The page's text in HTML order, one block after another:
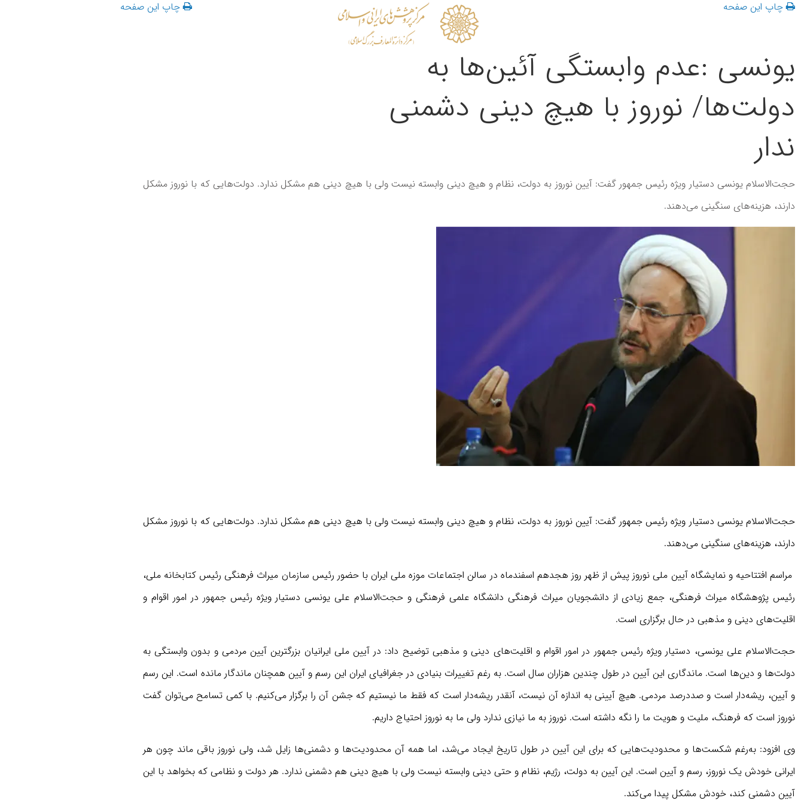
چاپ این صفحه چاپ این صفحه
یونسی :عدم وابستگی آئین‌ها به
دولت‌ها/ نوروز با هیچ دینی دشمنی
ندار
حجت‌الاسلام یونسی دستیار ویژه رئیس جمهور گفت: آیین نوروز به دولت، نظام و هیچ دینی وابسته نیست ولی با هیچ دینی هم مشکل ندارد. دولت‌هایی که با نوروز مشکل
دارند، هزینه‌های سنگینی می‌دهند.
حجت‌الاسلام یونسی دستیار ویژه رئیس جمهور گفت: آیین نوروز به دولت، نظام و هیچ دینی وابسته نیست ولی با هیچ دینی هم مشکل ندارد. دولت‌هایی که با نوروز مشکل
دارند، هزینه‌های سنگینی می‌دهند.
مراسم افتتاحیه و نمایشگاه آیین ملی نوروز پیش از ظهر روز هجدهم اسفندماه در سالن اجتماعات موزه ملی ایران با حضور رئیس سازمان میراث فرهنگی رئیس کتابخانه ملی،
رئیس پژوهشگاه میراث فرهنگی، جمع زیادی از دانشجویان میراث فرهنگی دانشگاه علمی فرهنگی و حجت‌الاسلام علی یونسی دستیار ویژه رئیس جمهور در امور اقوام و
اقلیت‌های دینی و مذهبی در حال برگزاری است.
حجت‌الاسلام علی یونسی، دستیار ویژه رئیس جمهور در امور اقوام و اقلیت‌های دینی و مذهبی توضیح داد: در آیین ملی ایرانیان بزرگترین آیین مردمی و بدون وابستگی به
دولت‌ها و دین‌ها است. ماندگاری این آیین در طول چندین هزاران سال است. به رغم تغییرات بنیادی در جغرافیای ایران این رسم و آیین همچنان ماندگار مانده است. این رسم
و آیین، ریشه‌دار است و صددرصد مردمی. هیچ آیینی به اندازه آن نیست، آنقدر ریشه‌دار است که فقط ما نیستیم که جشن آن را برگزار می‌کنیم. با کمی تسامح می‌توان گفت
نوروز است که فرهنگ، ملیت و هویت ما را نگه داشته است. نوروز به ما نیازی ندارد ولی ما به نوروز احتیاج داریم.
وی افزود: به‌رغم شکست‌ها و محدودیت‌هایی که برای این آیین در طول تاریخ ایجاد می‌شد، اما همه آن محدودیت‌ها و دشمنی‌ها زایل شد، ولی نوروز باقی ماند چون هر
ایرانی خودش یک نوروز، رسم و آیین است. این آیین به دولت، رژیم، نظام و حتی دینی وابسته نیست ولی با هیچ دینی هم دشمنی ندارد. هر دولت و نظامی که بخواهد با این
آیین دشمنی کند، خودش مشکل پیدا می‌کند.